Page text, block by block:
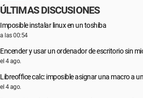
ÚLTIMAS DISCUSIONES
Imposible instalar linux en un toshiba
a las 00:54
Encender y usar un ordenador de escritorio sin
el 4 ago.
Libreoffice calc: imposible asignar una macro a
el 4 ago.